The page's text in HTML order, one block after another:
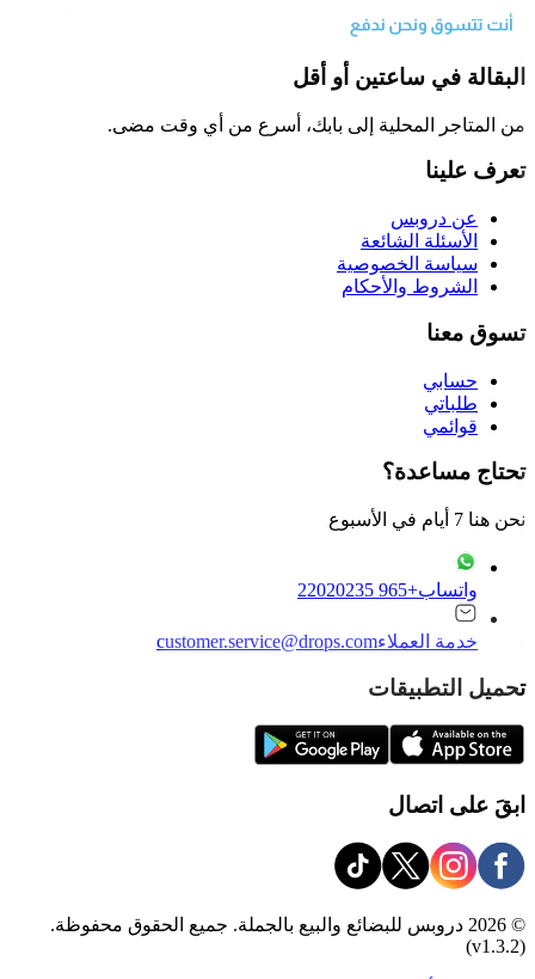
البقالة في ساعتين أو أقل
من المتاجر المحلية إلى بابك، أسرع من أي وقت مضى.
تعرف علينا
عن دروبس
الأسئلة الشائعة
سياسة الخصوصية
الشروط والأحكام
تسوق معنا
حسابي
طلباتي
قوائمي
تحتاج مساعدة؟
نحن هنا 7 أيام في الأسبوع
واتساب+965 22020235
خدمة العملاءcustomer.service@drops.com
تحميل التطبيقات
ابقَ على اتصال
© 2026 دروبس للبضائع والبيع بالجملة. جميع الحقوق محفوظة.
(v1.3.2)